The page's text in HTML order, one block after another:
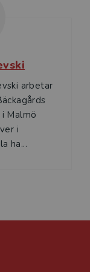
arbetar
Malmö
i
ha...